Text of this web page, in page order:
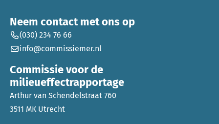
Neem contact met ons op
(030) 234 76 66
info@commissiemer.nl
Commissie voor de
milieueffectrapportage
Arthur van Schendelstraat 760
3511 MK Utrecht